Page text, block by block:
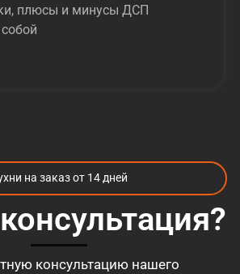
плюсы и минусы ДСП
на заказ от 14 дней
консультацию нашего